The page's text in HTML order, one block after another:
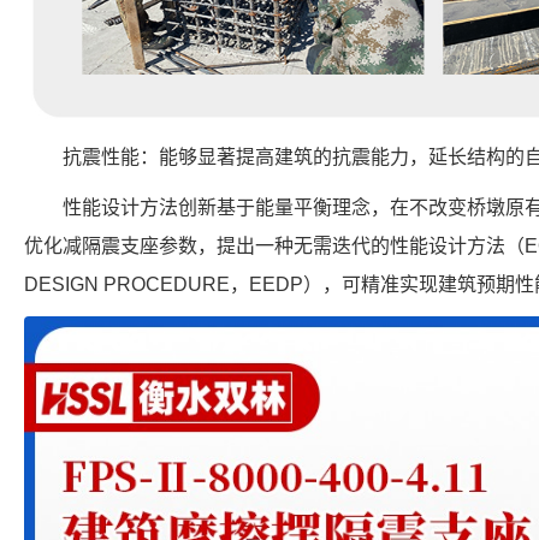
抗震性能：能够显著提高建筑的抗震能力，延长结构的
性能设计方法创新基于能量平衡理念，在不改变桥墩原
优化减隔震支座参数，提出一种无需迭代的性能设计方法（
DESIGN PROCEDURE，EEDP），可精准实现建筑预期